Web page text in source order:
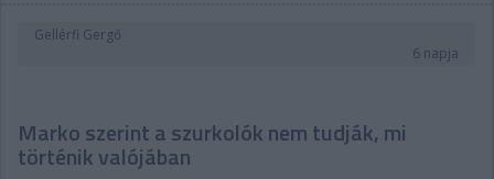
Gellérfi Gergő
6 napja
Marko szerint a szurkolók nem tudják, mi
történik valójában